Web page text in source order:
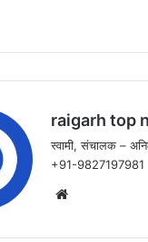
raigarh top
स्वामी, संचालक –
+91-9827197981